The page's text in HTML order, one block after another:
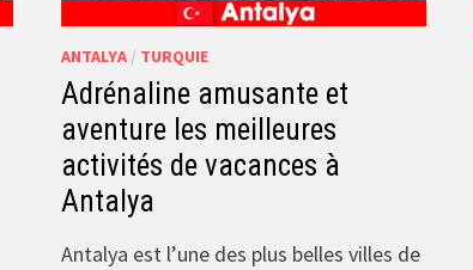
ANTALYA / TURQUIE
Adrénaline amusante et
aventure les meilleures
activités de vacances à
Antalya
Antalya est l’une des plus belles villes de